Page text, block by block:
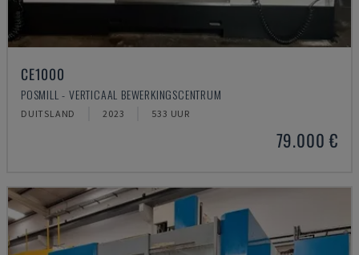
CE1000
POSMILL - VERTICAAL BEWERKINGSCENTRUM
DUITSLAND 2023 533 UUR
79.000 €